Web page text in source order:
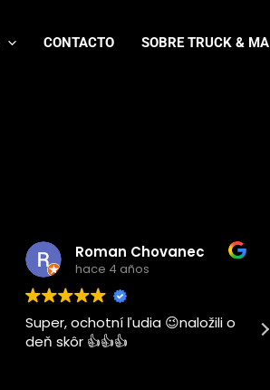
CONTACTO SOBRE TRUCK & MA
Roman Chovanec
hace 4 años
Super, ochotní ľudia 😉naložili o
deň skôr 👍👍👍